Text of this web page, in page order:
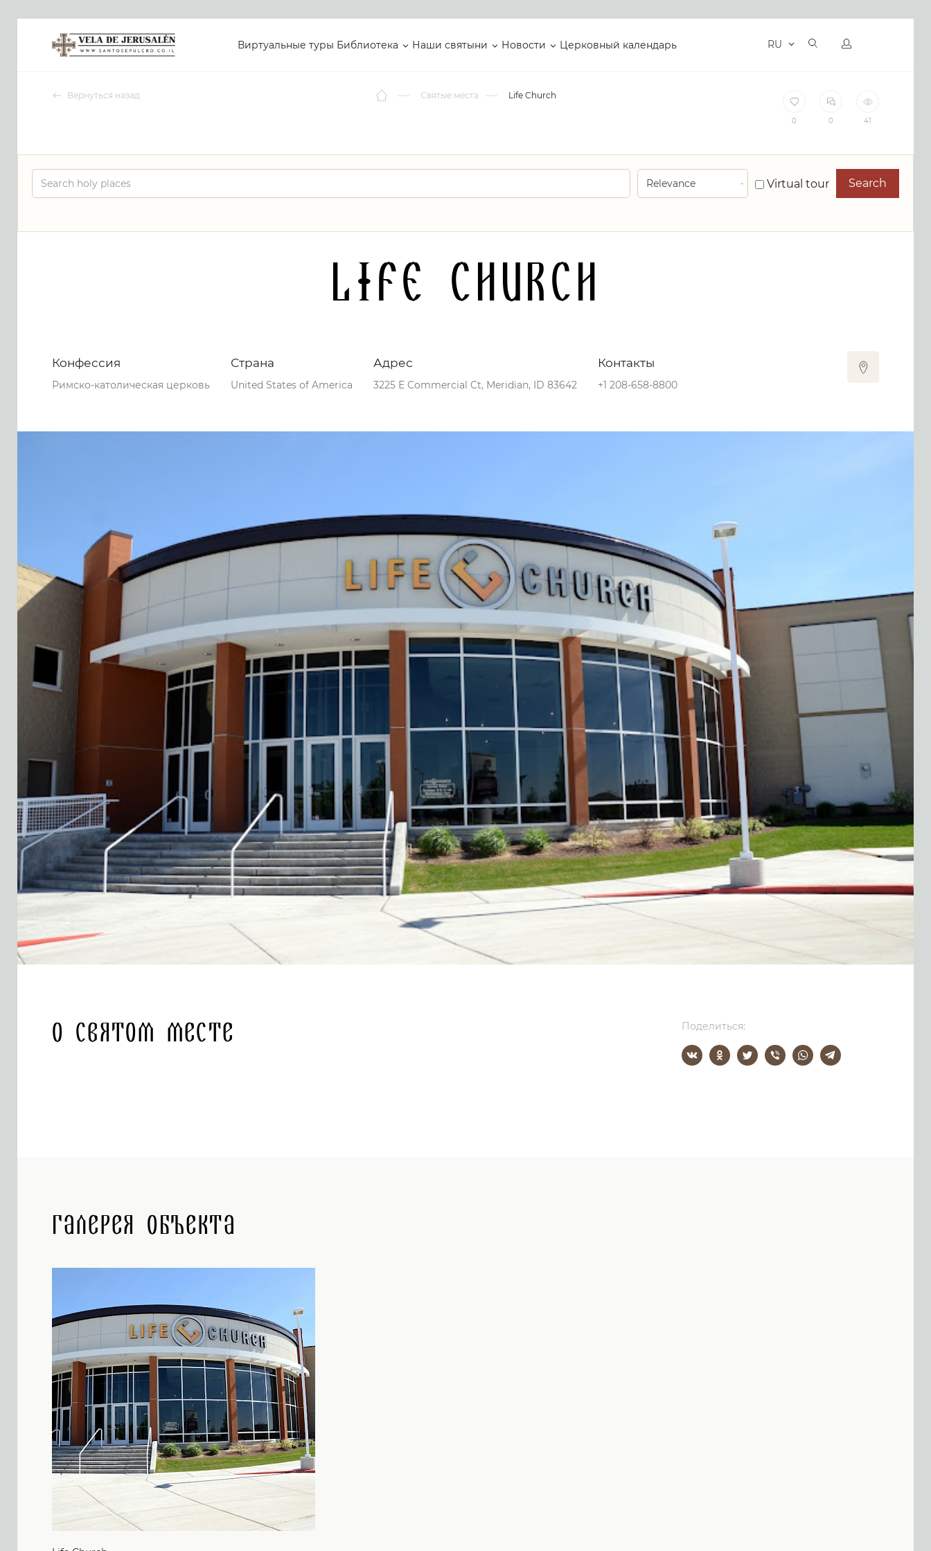
Виртуальные туры Библиотека Наши святыни Новости Церковный календарь RU
Вернуться назад Святые места Life Church
0 0 41
Virtual tour Search
Life Church
Конфессия
Римско-католическая церковь
Страна
United States of America
Адрес
3225 E Commercial Ct, Meridian, ID 83642
Контакты
+1 208-658-8800
О святом месте Поделиться:
Галерея объекта